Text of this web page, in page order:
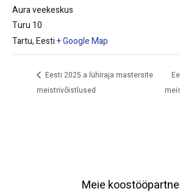
Aura veekeskus
Turu 10
Tartu,Eesti+ Google Map
Eesti 2025.a lühiraja mastersite
meistrivõistlused
Meie